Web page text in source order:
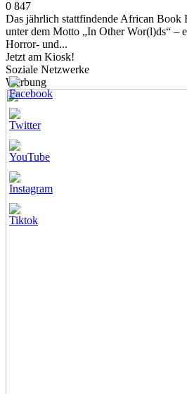
0 847
Das jährlich stattfindende African Book
unter dem Motto „In Other Wor(l)ds“ –
Horror- und...
Jetzt am Kiosk!
Soziale Netzwerke
Werbung